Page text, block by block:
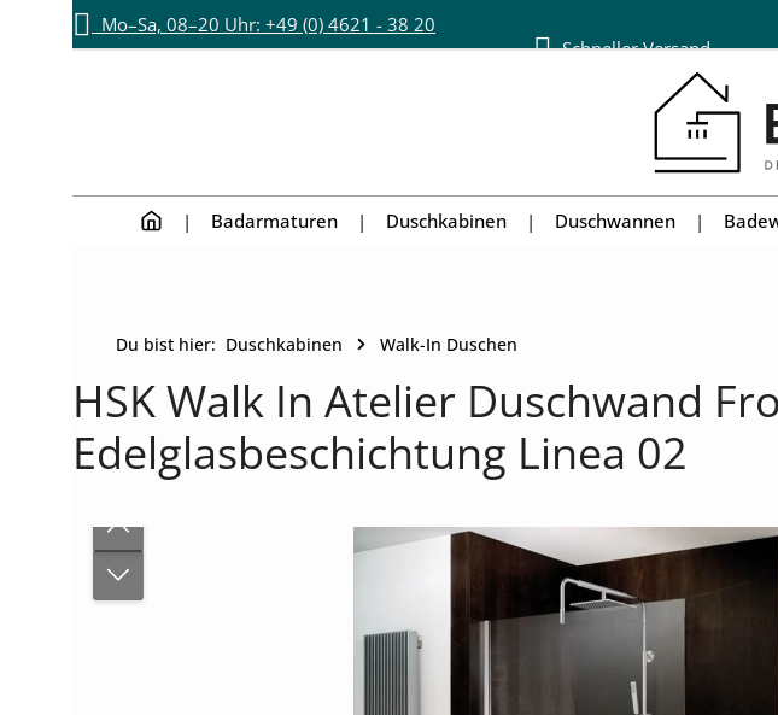
Zum Hauptinhalt springen
Zur Hauptnavigation springen
Mo–Sa, 08–20 Uhr: +49 (0) 4621 - 38 20
Schneller Versand
Badarmaturen Duschkabinen Duschwannen
Du bist hier: Duschkabinen Walk-In Duschen
HSK Walk In Atelier Duschwand
Edelglasbeschichtung Linea 02